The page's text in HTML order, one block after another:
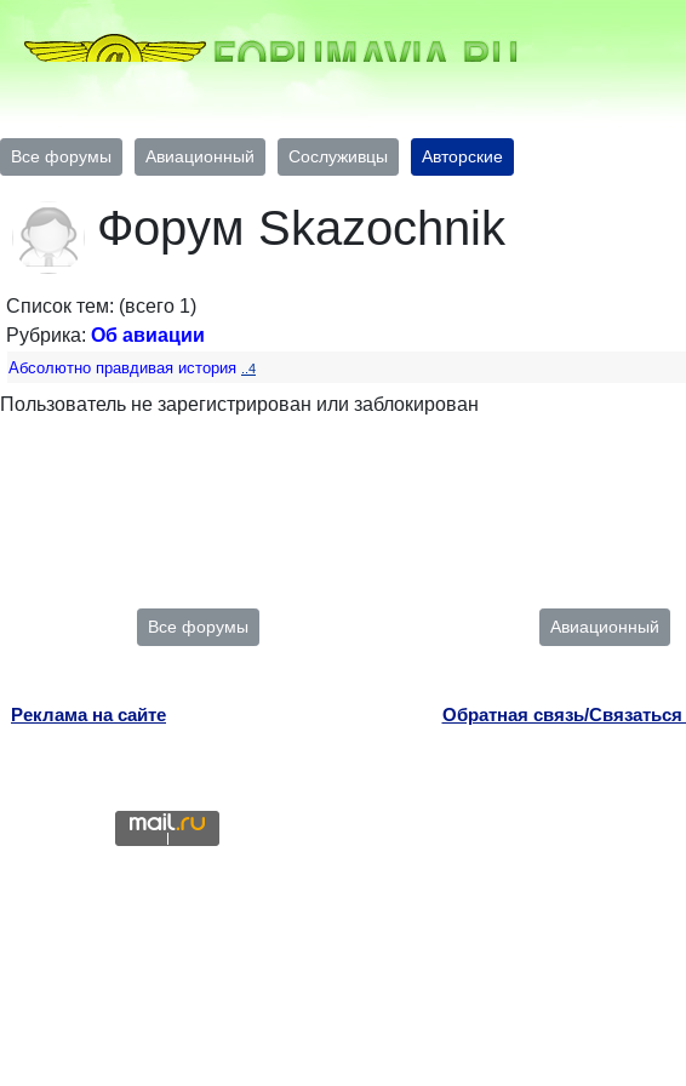
Все форумы Авиационный Сослуживцы Авторские
Форум Skazochnik
Список тем: (всего 1)
Рубрика: Об авиации
Абсолютно правдивая история ..4
Пользователь не зарегистрирован или заблокирован
Все форумы Авиационный
Реклама на сайте Обратная связь/